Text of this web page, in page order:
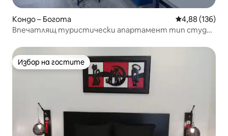
Кондо – Богота Средна
4,88 (136)
Впечатлящ туристически апартамент тип студио
Избор на гостите
Избор на гостите